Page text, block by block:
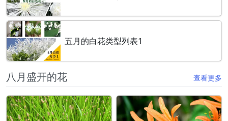
五月的白花类型列表1
八月盛开的花 查看更多